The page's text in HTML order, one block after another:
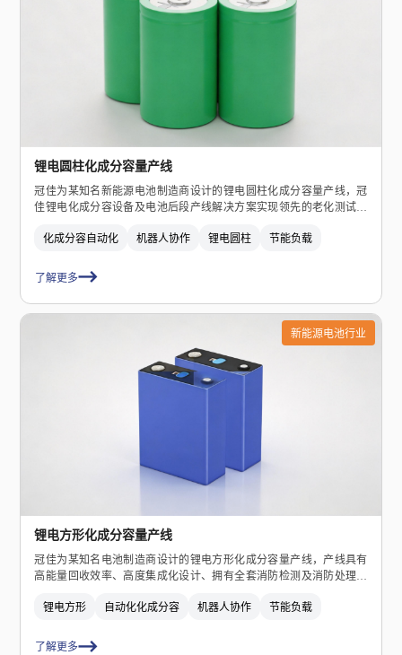
锂电圆柱化成分容量产线
冠佳为某知名新能源电池制造商设计的锂电圆柱化成分容量产线，冠
佳锂电化成分容设备及电池后段产线解决方案实现领先的老化测试技
秀的产品基因与品牌！
化成分容自动化 机器人协作 锂电圆柱 节能负载
了解更多
新能源电池行业
锂电方形化成分容量产线
冠佳为某知名电池制造商设计的锂电方形化成分容量产线，产线具有
高能量回收效率、高度集成化设计、拥有全套消防检测及消防处理措
锂电方形
自动化化成分容 机器人协作 节能负载
了解更多